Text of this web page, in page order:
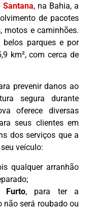
Santana, na Bahia, a
de pacotes
motos e caminhões.
parques e por
km², com cerca de
prevenir danos ao
segura durante
oferece diversas
seus clientes em
dos serviços que a
veículo:
qualquer arranhão
Furto, para ter a
não será roubado ou